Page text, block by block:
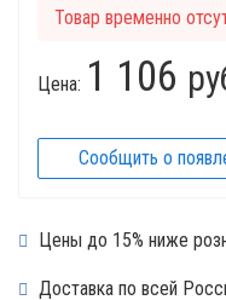
Товар временно
Цена: 1 106
Сообщить о
Цены до 15% ниже
Доставка по всей